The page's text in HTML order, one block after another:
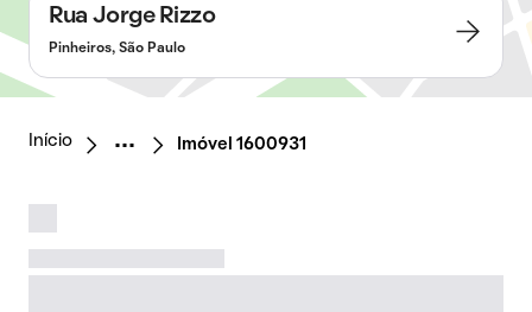
Rua Jorge Rizzo
Pinheiros, São Paulo
Início Imóvel 1600931